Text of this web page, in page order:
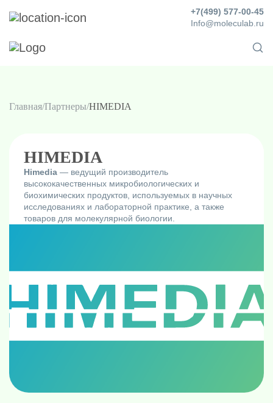
Info@moleculab.ru
+7(499) 577-00-45
Главная Партнеры HIMEDIA
HIMEDIA
Himedia — ведущий производитель
высококачественных микробиологических и
биохимических продуктов, используемых в научных
исследованиях и лабораторной практике, а также
товаров для молекулярной биологии.